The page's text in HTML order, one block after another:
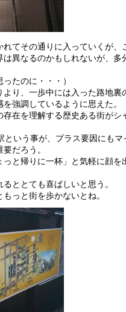
てその通りに入っていくが、
は異なるのかもしれないが、
ったのに・・・）
より、一歩中には入った路地
強調しているように思えた。
存在を理解する歴史ある街が
という事が、プラス要因にも
だろう。
っと帰りに一杯」と気軽に顔
ととても喜ばしいと思う。
っと街を歩かないとね。